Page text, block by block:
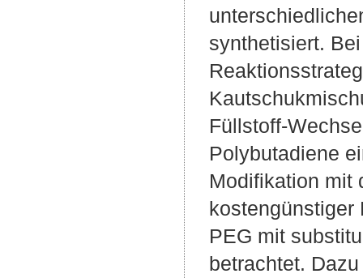
synthetisiert.
Füllstoff-
Polybutadiene
Modifikation mit
kostengünstiger
PEG mit
betrachtet.